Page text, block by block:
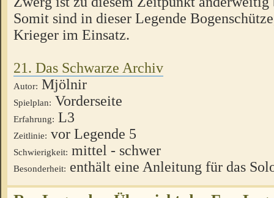
Somit sind in dieser Legende
Krieger im Einsatz.
21. Das Schwarze Archiv
Autor: Mjölnir
Spielplan: Vorderseite
Erfahrung: L3
Zeitlinie: vor Legende 5
Schwierigkeit: mittel - schwer
Besonderheit: enthält eine Anleitung für das